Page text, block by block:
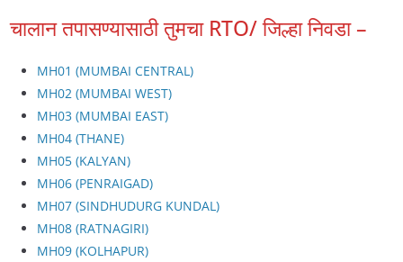
चालान तपासण्यासाठी तुमचा RTO/ जिल्हा निवडा –
MH01 (MUMBAI CENTRAL)
MH02 (MUMBAI WEST)
MH03 (MUMBAI EAST)
MH04 (THANE)
MH05 (KALYAN)
MH06 (PENRAIGAD)
MH07 (SINDHUDURG KUNDAL)
MH08 (RATNAGIRI)
MH09 (KOLHAPUR)